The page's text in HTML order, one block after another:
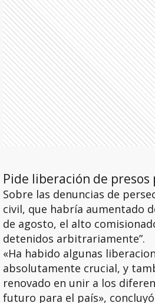
Pide liberación de
Sobre las denuncias de
civil, que habría aumentado
de agosto, el alto
detenidos arbitrariamente”.
«Ha habido algunas
absolutamente crucial, y
renovado en unir a los
futuro para el país»,